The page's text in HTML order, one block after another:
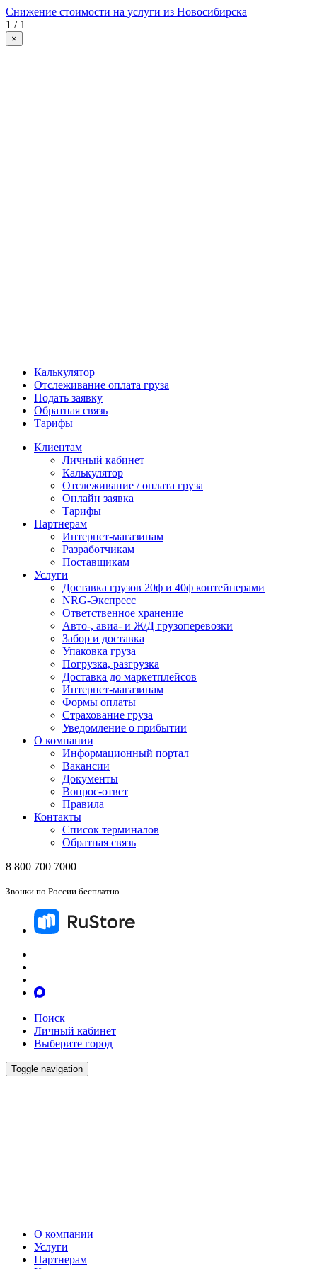
Снижение стоимости на услуги из Новосибирска
1 / 1
×
Калькулятор
Отслеживание оплата груза
Подать заявку
Обратная связь
Тарифы
Клиентам
Личный кабинет
Калькулятор
Отслеживание / оплата груза
Онлайн заявка
Тарифы
Партнерам
Интернет-магазинам
Разработчикам
Поставщикам
Услуги
Доставка грузов 20ф и 40ф контейнерами
NRG-Экспресс
Ответственное хранение
Авто-, авиа- и Ж/Д грузоперевозки
Забор и доставка
Упаковка груза
Погрузка, разгрузка
Доставка до маркетплейсов
Интернет-магазинам
Формы оплаты
Страхование груза
Уведомление о прибытии
О компании
Информационный портал
Вакансии
Документы
Вопрос-ответ
Правила
Контакты
Список терминалов
Обратная связь
8 800 700 7000
Звонки по России бесплатно
Поиск
Личный кабинет
Выберите город
Toggle navigation
О компании
Услуги
Партнерам